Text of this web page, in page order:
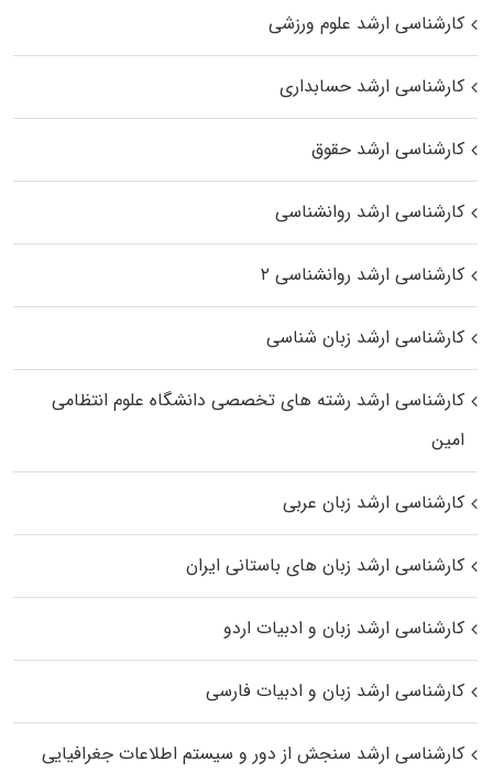
کارشناسی ارشد علوم ورزشی
کارشناسی ارشد حسابداری
کارشناسی ارشد حقوق
کارشناسی ارشد روانشناسی
کارشناسی ارشد روانشناسی ۲
کارشناسی ارشد زبان شناسی
کارشناسی ارشد رﺷﺘﻪ ﻫﺎی تخصصی داﻧﺸﮕﺎه ﻋﻠﻮم انتظامی
اﻣﻴﻦ
کارشناسی ارشد زبان عربی
کارشناسی ارشد زبان‌ های باستانی ایران
کارشناسی ارشد زبان و ادبیات اردو
کارشناسی ارشد زبان و ادبیات فارسی
کارشناسی ارشد سنجش از دور و سیستم اطلاعات جغرافیایی